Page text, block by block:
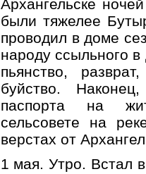
Архангельске
были тяжелее
проводил в доме
народу ссыльного
пьянство,
буйство.
паспорта на
сельсовете на
верстах от
1 мая. Утро. Встал